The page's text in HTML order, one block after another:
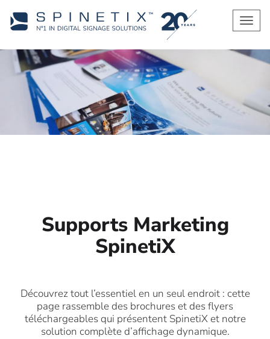
Supports Marketing
SpinetiX
Découvrez tout l’essentiel en un seul endroit : cette
page rassemble des brochures et des flyers
téléchargeables qui présentent SpinetiX et notre
solution complète d’affichage dynamique.